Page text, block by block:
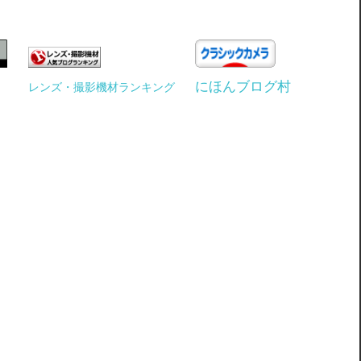
にほんブログ村
レンズ・撮影機材ランキング